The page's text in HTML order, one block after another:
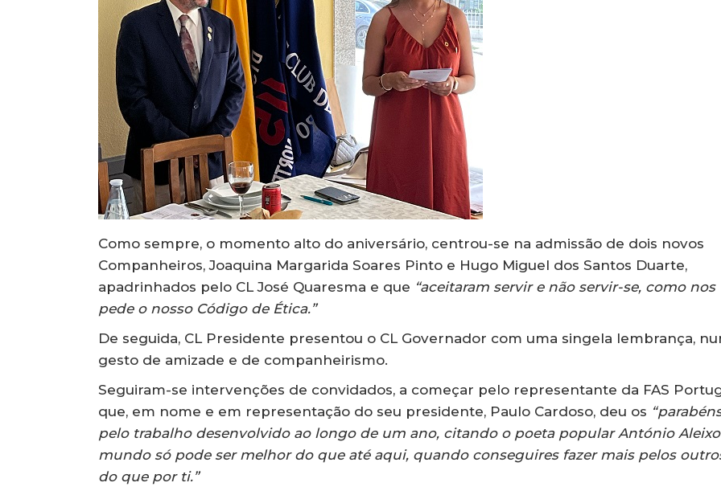
Como sempre, o momento alto do aniversário, centrou-se na admissão de dois novos
Companheiros, Joaquina Margarida Soares Pinto e Hugo Miguel dos Santos Duarte,
apadrinhados pelo CL José Quaresma e que “aceitaram servir e não servir-se, como nos
pede o nosso Código de Ética.”
De seguida, CL Presidente presentou o CL Governador com uma singela lembrança,
gesto de amizade e de companheirismo.
Seguiram-se intervenções de convidados, a começar pelo representante da FAS
que, em nome e em representação do seu presidente, Paulo Cardoso, deu os
pelo trabalho desenvolvido ao longo de um ano, citando o poeta popular António Aleixo
mundo só pode ser melhor do que até aqui, quando conseguires fazer mais pelos
do que por ti.”